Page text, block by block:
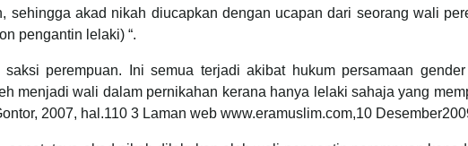
sehingga akad nikah diucapkan dengan ucapan dari seorang wali
pengantin lelaki) “.
perempuan. Ini semua terjadi akibat hukum persamaan
menjadi wali dalam pernikahan kerana hanya lelaki sahaja yang
2007, hal.110 3 Laman web www.eramuslim.com,10